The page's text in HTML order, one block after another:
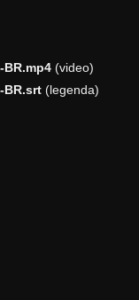
BR.mp4(video)
BR.srt(legenda)